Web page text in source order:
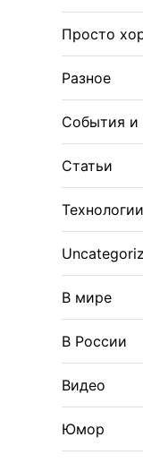
Просто
Разное
События и
Статьи
Технологии
В мире
В России
Видео
Юмор